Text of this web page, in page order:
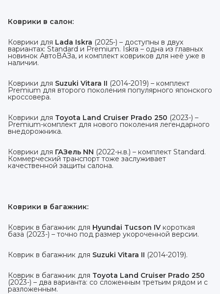
Коврики в салон:
Коврики для Lada Iskra (2025-) – доступны в двух
вариантах: Standard и Premium. Iskra – одна из главных
новинок АвтоВАЗа, и комплект ковриков для неё уже в
наличии.
Коврики для Suzuki Vitara II (2014-2019) – комплект
Premium для второго поколения популярного японского
кроссовера.
Коврики для Toyota Land Cruiser Prado 250 (2023-) –
Premium-комплект для нового поколения легендарного
внедорожника.
Коврики для ГАЗель NN (2022-н.в.) – комплект Standard.
Коммерческий транспорт тоже заслуживает
качественной защиты салона.
Коврики в багажник:
Коврик в багажник для Hyundai Tucson IV короткая
база (2023-) – точно под размер укороченной версии.
Коврик в багажник для Suzuki Vitara II (2014-2019).
Коврик в багажник для Toyota Land Cruiser Prado 250
(2023-) – два варианта: со сложенным третьим рядом и с
разложенным.